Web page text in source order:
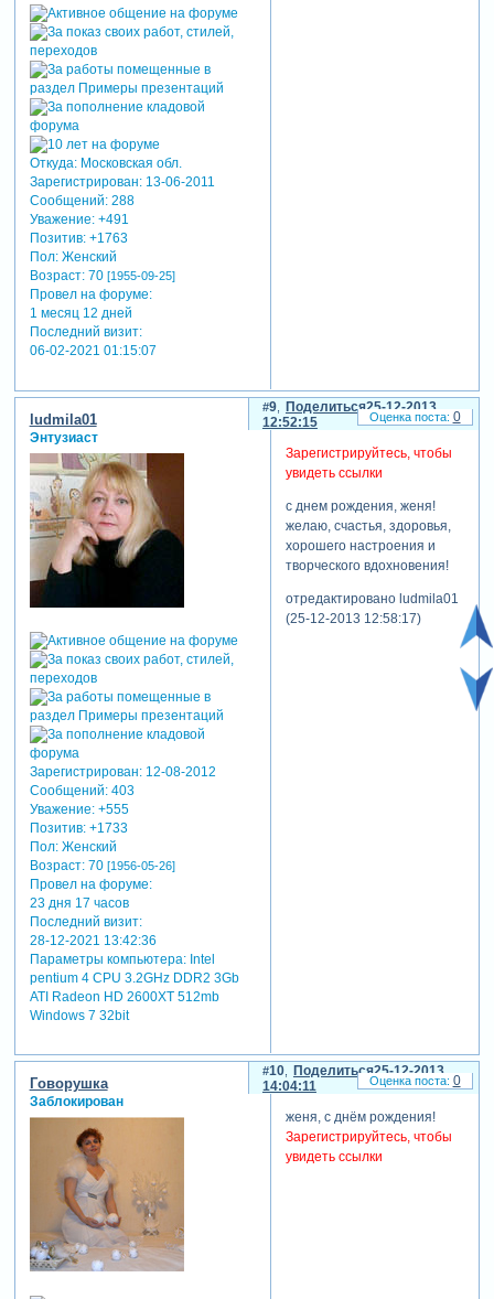
Откуда:Московская обл.
Зарегистрирован: 13-06-2011
Сообщений:288
Уважение: +491
Позитив: +1763
Пол:Женский
Возраст:70 [1955-09-25]
Провел на форуме:
1 месяц 12 дней
Последний визит:
06-02-2021 01:15:07
Поделиться
9
25-12-2013
12:52:15
ludmila01
Энтузиаст
Зарегистрирован: 12-08-2012
Сообщений:403
Уважение: +555
Позитив: +1733
Пол:Женский
Возраст:70 [1956-05-26]
Провел на форуме:
23 дня 17 часов
Последний визит:
28-12-2021 13:42:36
Параметры компьютера:Intel
pentium 4 CPU 3.2GHz DDR2 3Gb
ATI Radeon HD 2600XT 512mb
Windows 7 32bit
Зарегистрируйтесь, чтобы
увидеть ссылки
с днем рождения, женя!
желаю, счастья, здоровья,
хорошего настроения и
творческого вдохновения!
отредактировано ludmila01
(25-12-2013 12:58:17)
0
Поделиться
10
25-12-2013
14:04:11
Гoворушка
Заблокирован
женя, с днём рождения!
Зарегистрируйтесь, чтобы
увидеть ссылки
0